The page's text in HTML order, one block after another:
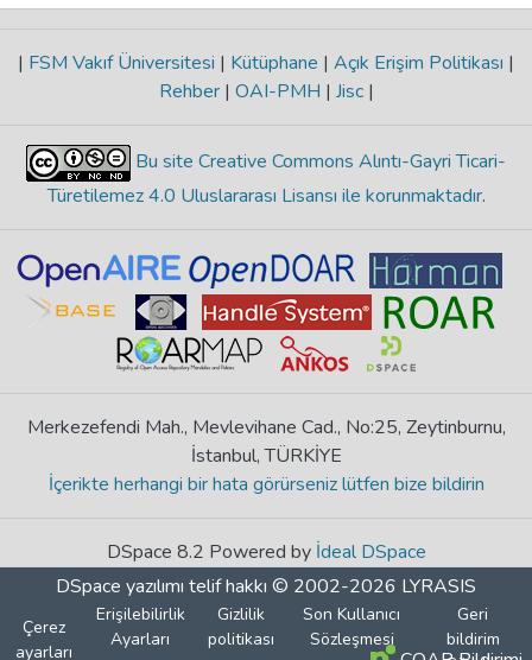
| FSM Vakıf Üniversitesi | Kütüphane | Açık Erişim Politikası |
Rehber | OAI-PMH | Jisc |
Bu site Creative Commons Alıntı-Gayri Ticari-
Türetilemez 4.0 Uluslararası Lisansı ile korunmaktadır.
Merkezefendi Mah., Mevlevihane Cad., No:25, Zeytinburnu,
İstanbul, TÜRKİYE
İçerikte herhangi bir hata görürseniz lütfen bize bildirin
DSpace 8.2 Powered by İdeal DSpace
DSpace yazılımı telif hakkı © 2002-2026 LYRASIS
Çerez
ayarları
Erişilebilirlik
Ayarları
Gizlilik
politikası
Son Kullanıcı
Sözleşmesi
Geri
bildirim